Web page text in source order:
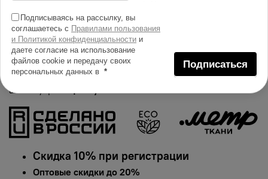
Описание тканей
Яркий и сочный принт на ткани Оксфорд 600D.
Гарантированная долговечность цвета, идеально
подходит для одежды, домашнего текстиля и
аксессуаров.
Скидка 10% при регистрации
Оптовые скидки до 20%
Подписываясь на рассылку, вы
соглашаетесь с Правилами пользования
и Политикой конфиденциальности и
даете согласие на использование
файлов cookie и передачу своих
персональных данных в *
Подписаться